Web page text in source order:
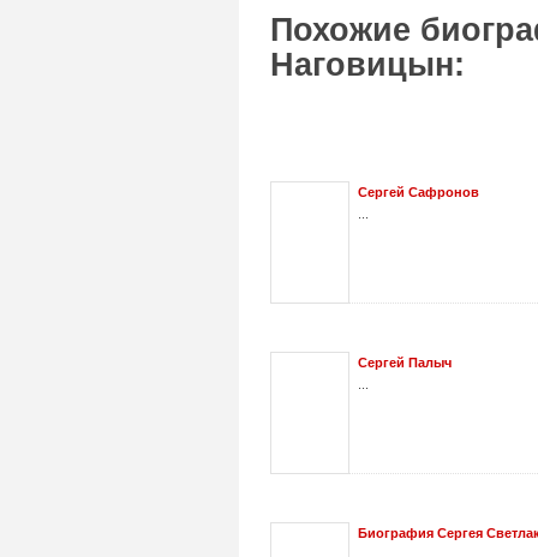
Похожие
Наговицын:
Сергей Сафронов
Сергей Палыч
Биография Сергея